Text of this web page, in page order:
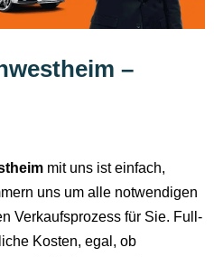
–
mit uns ist einfach,
uns um alle notwendigen
Verkaufsprozess für Sie. Full-
Kosten, egal, ob